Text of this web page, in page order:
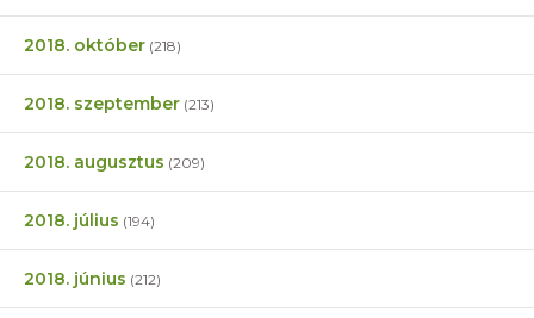
2018. október (218)
2018. szeptember (213)
2018. augusztus (209)
2018. július (194)
2018. június (212)